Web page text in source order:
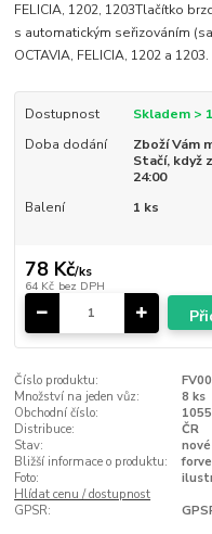
FELICIA, 1202, 1203Tlačítko
s automatickým seřizováním
OCTAVIA, FELICIA, 1202 a
Dostupnost
Skladem >
Doba dodání
Zboží Vám
Stačí, když
24:00
Balení
1 ks
78 Kč/ks
64 Kč bez DPH
Číslo produktu:
Množství na jeden vůz:
8 ks
Obchodní číslo:
Distribuce:
ČR
Stav:
nové
Bližší informace o produktu:
Foto:
Hlídat cenu / dostupnost
GPSR: